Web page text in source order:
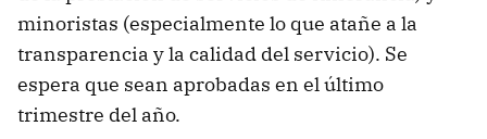
minoristas (especialmente lo que atañe a la
transparencia y la calidad del servicio). Se
espera que sean aprobadas en el último
trimestre del año.